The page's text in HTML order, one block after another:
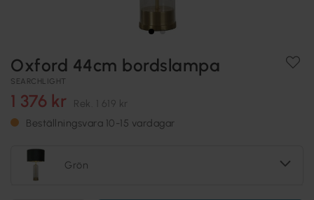
Oxford 44cm bordslampa
SEARCHLIGHT
1 376 kr Rek. 1 619 kr
Beställningsvara 10-15 vardagar
Grön